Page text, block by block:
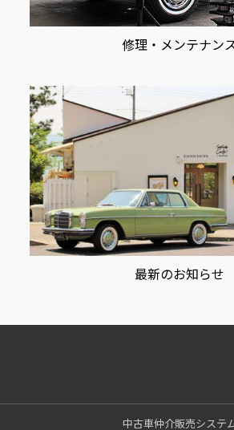
修理・メンテナン
最新のお知らせ
中古車仲介販売システ